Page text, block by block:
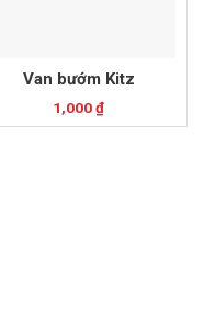
Van bướm Kitz
1,000₫